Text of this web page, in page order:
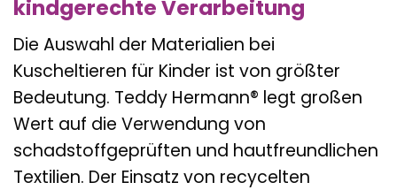
kindgerechte Verarbeitung
Die Auswahl der Materialien bei
Kuscheltieren für Kinder ist von größter
Bedeutung. Teddy Hermann® legt großen
Wert auf die Verwendung von
schadstoffgeprüften und hautfreundlichen
Textilien. Der Einsatz von recycelten